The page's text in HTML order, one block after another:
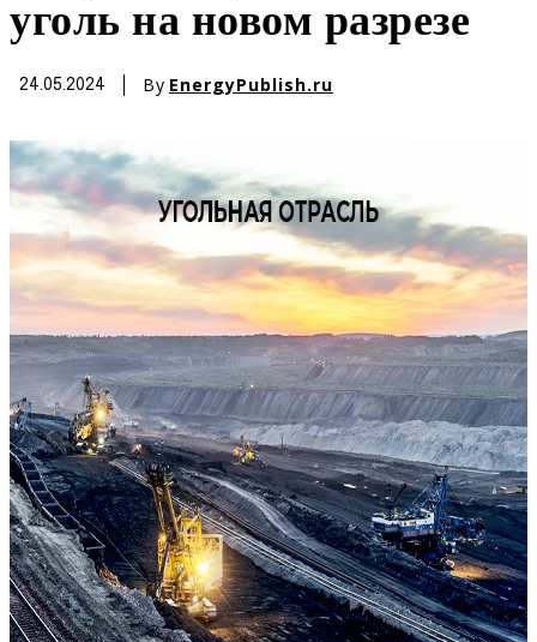
уголь на новом разрезе
24.05.2024 By EnergyPublish.ru